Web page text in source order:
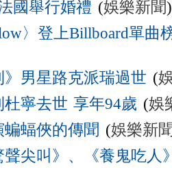
國舉行婚禮 (娛樂新聞
〉登上Billboard單曲
男星路克派瑞過世 (
寧去世 享年94歲 (娛
蝠俠的傳聞 (娛樂新
尖叫》、《養鬼吃人